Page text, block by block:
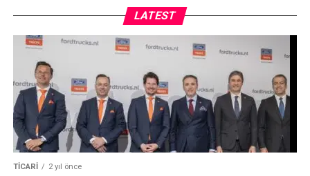
LATEST
TICARI 2 yıl önce